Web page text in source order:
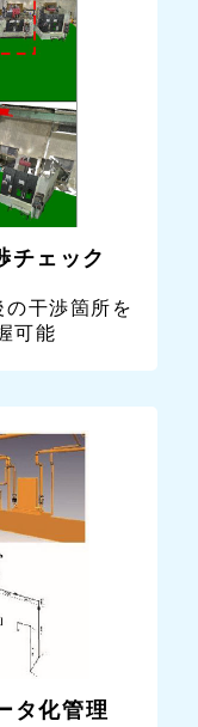
チェック
干渉箇所を
可能
タ化管理